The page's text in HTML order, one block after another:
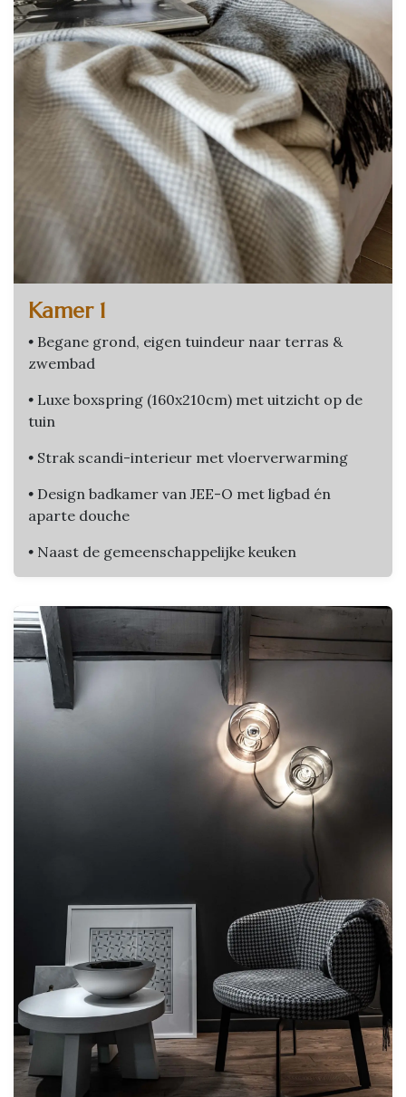
Kamer 1
• Begane grond, eigen tuindeur naar terras &
zwembad
• Luxe boxspring (160x210cm) met uitzicht op de
tuin
• Strak scandi-interieur met vloerverwarming
• Design badkamer van JEE-O met ligbad én
aparte douche
• Naast de gemeenschappelijke keuken